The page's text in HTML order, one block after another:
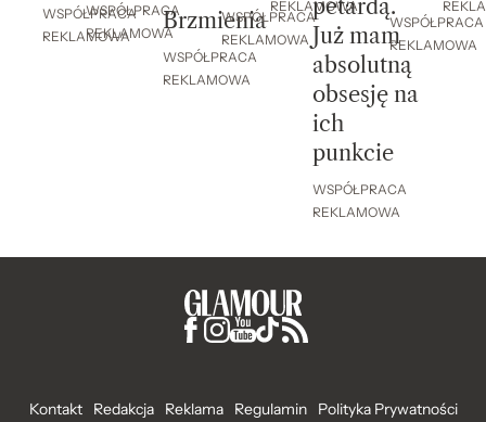
WSPÓŁPRACA
REKLAMOWA
WSPÓŁPRACA
REKLAMOWA
Brzmienia
WSPÓŁPRACA
REKLAMOWA
WSPÓŁPRACA
REKLAMOWA
REKLAMOWA
petardą.
Już mam
absolutną
obsesję na
ich
punkcie
WSPÓŁPRACA
REKLAMOWA
WSPÓŁPRACA
REKLAMOWA
Kontakt Redakcja Reklama Regulamin
Polityka Prywatności